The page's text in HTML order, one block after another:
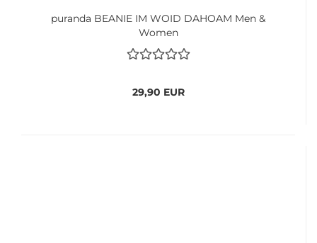
puranda BEANIE IM WOID DAHOAM Men &
Women
29,90 EUR